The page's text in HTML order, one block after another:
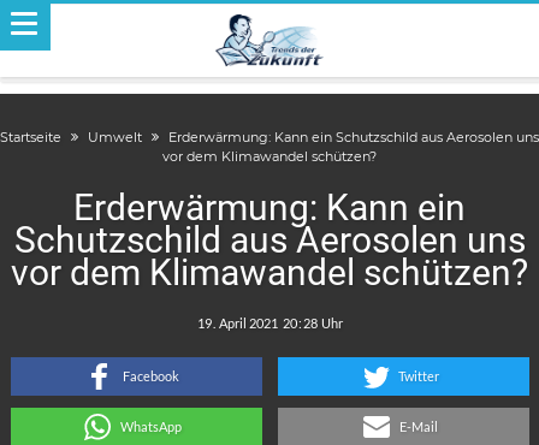
Startseite Umwelt
Erderwärmung: Kann ein Schutzschild aus Aerosolen uns
vor dem Klimawandel schützen?
Erderwärmung: Kann ein
Schutzschild aus Aerosolen uns
vor dem Klimawandel schützen?
:
Facebook Twitter
WhatsApp E-Mail